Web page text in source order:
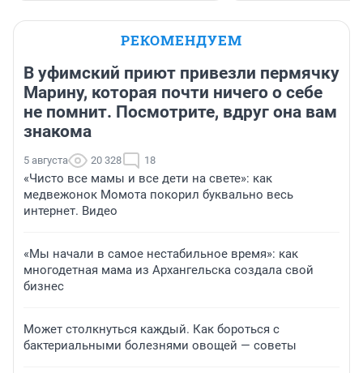
РЕКОМЕНДУЕМ
В уфимский приют привезли пермячку
Марину, которая почти ничего о себе
не помнит. Посмотрите, вдруг она вам
знакома
5 августа 20 328 18
«Чисто все мамы и все дети на свете»: как
медвежонок Момота покорил буквально весь
интернет. Видео
«Мы начали в самое нестабильное время»: как
многодетная мама из Архангельска создала свой
бизнес
Может столкнуться каждый. Как бороться с
бактериальными болезнями овощей — советы